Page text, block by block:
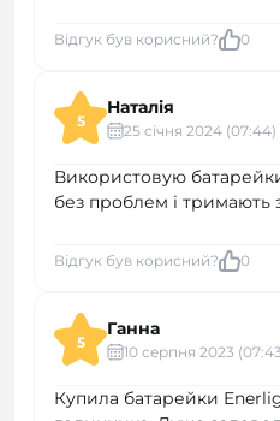
Відгук був корисний? 0
5
Наталія
25 cічня 2024 (07:44)
Використовую
без проблем і тримають
Відгук був корисний? 0
5
Ганна
10 серпня 2023
Купила батарейки